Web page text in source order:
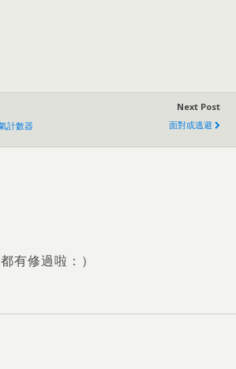
計數器
Next Post
面對或逃避
有修過啦 ：）